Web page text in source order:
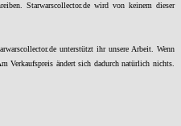
Starwarscollector.de wird von keinem dieser
unterstützt ihr unsere Arbeit. Wenn
Verkaufspreis ändert sich dadurch natürlich nichts.